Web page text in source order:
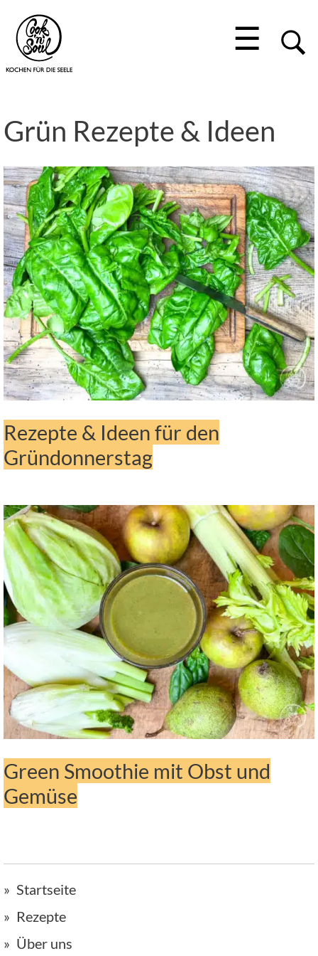
☰
Grün Rezepte & Ideen
Rezepte & Ideen für den
Gründonnerstag
Green Smoothie mit Obst und
Gemüse
Startseite
Rezepte
Über uns